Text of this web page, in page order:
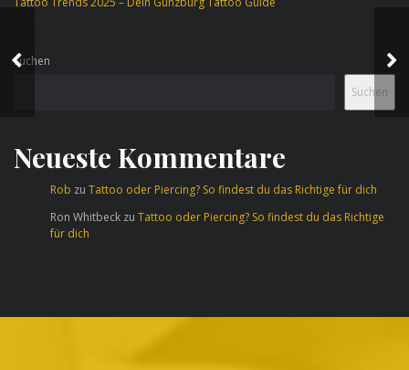
Suchen
Suchen
Neueste Kommentare
Rob zu Tattoo oder Piercing? So findest du das Richtige für dich
Ron Whitbeck zu Tattoo oder Piercing? So findest du das Richtige
für dich
Zeit: Eine Reise durch